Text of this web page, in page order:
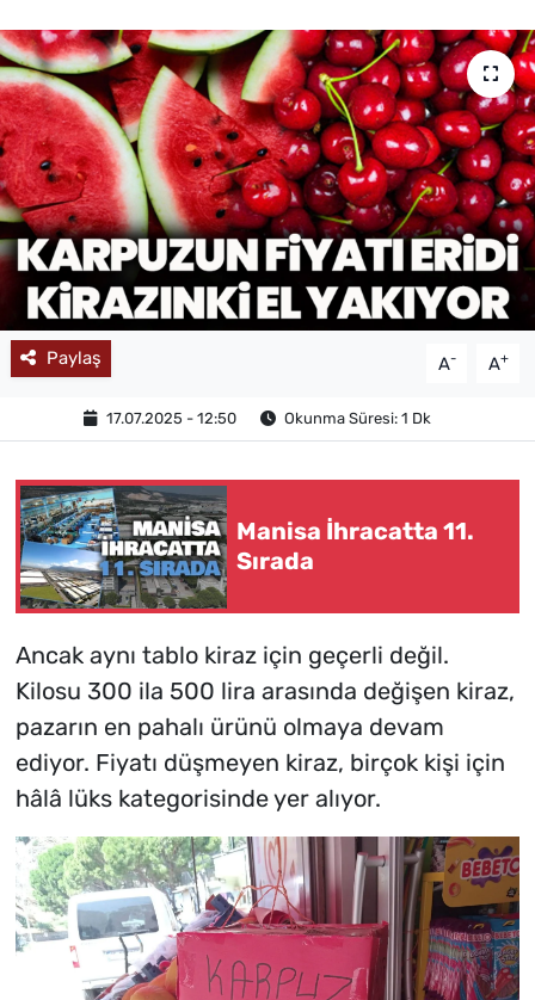
Paylaş A- A+
17.07.2025 - 12:50 Okunma Süresi: 1 Dk
Manisa İhracatta 11.
Sırada
Ancak aynı tablo kiraz için geçerli değil.
Kilosu 300 ila 500 lira arasında değişen kiraz,
pazarın en pahalı ürünü olmaya devam
ediyor. Fiyatı düşmeyen kiraz, birçok kişi için
hâlâ lüks kategorisinde yer alıyor.